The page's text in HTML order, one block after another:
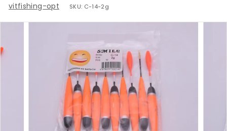
vitfishing-opt SKU: C-14-2g